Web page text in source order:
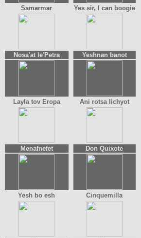
Samarmar Yes sir, I can boogie
Nosa'at le'Petra Yeshnan banot
Layla tov Eropa Ani rotsa lichyot
Menafnefet Don Quixote
Yesh bo esh Cinquemilla